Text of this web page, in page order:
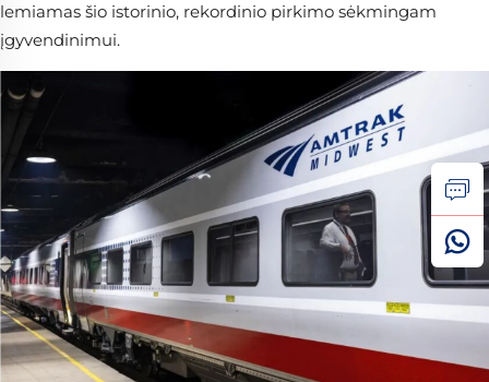
lemiamas šio istorinio, rekordinio pirkimo sėkmingam
įgyvendinimui.